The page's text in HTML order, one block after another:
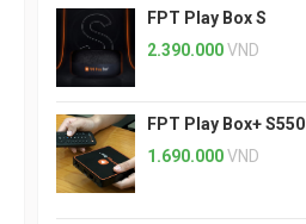
FPT Play Box S
2.390.000VND
FPT Play Box+ S550
1.690.000VND